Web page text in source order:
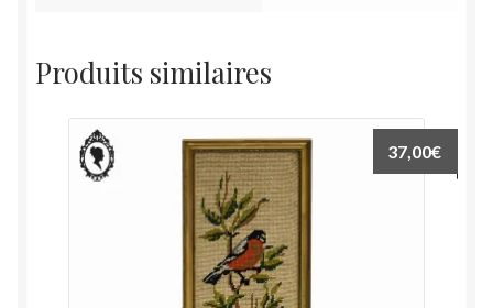
Produits similaires
37,00€